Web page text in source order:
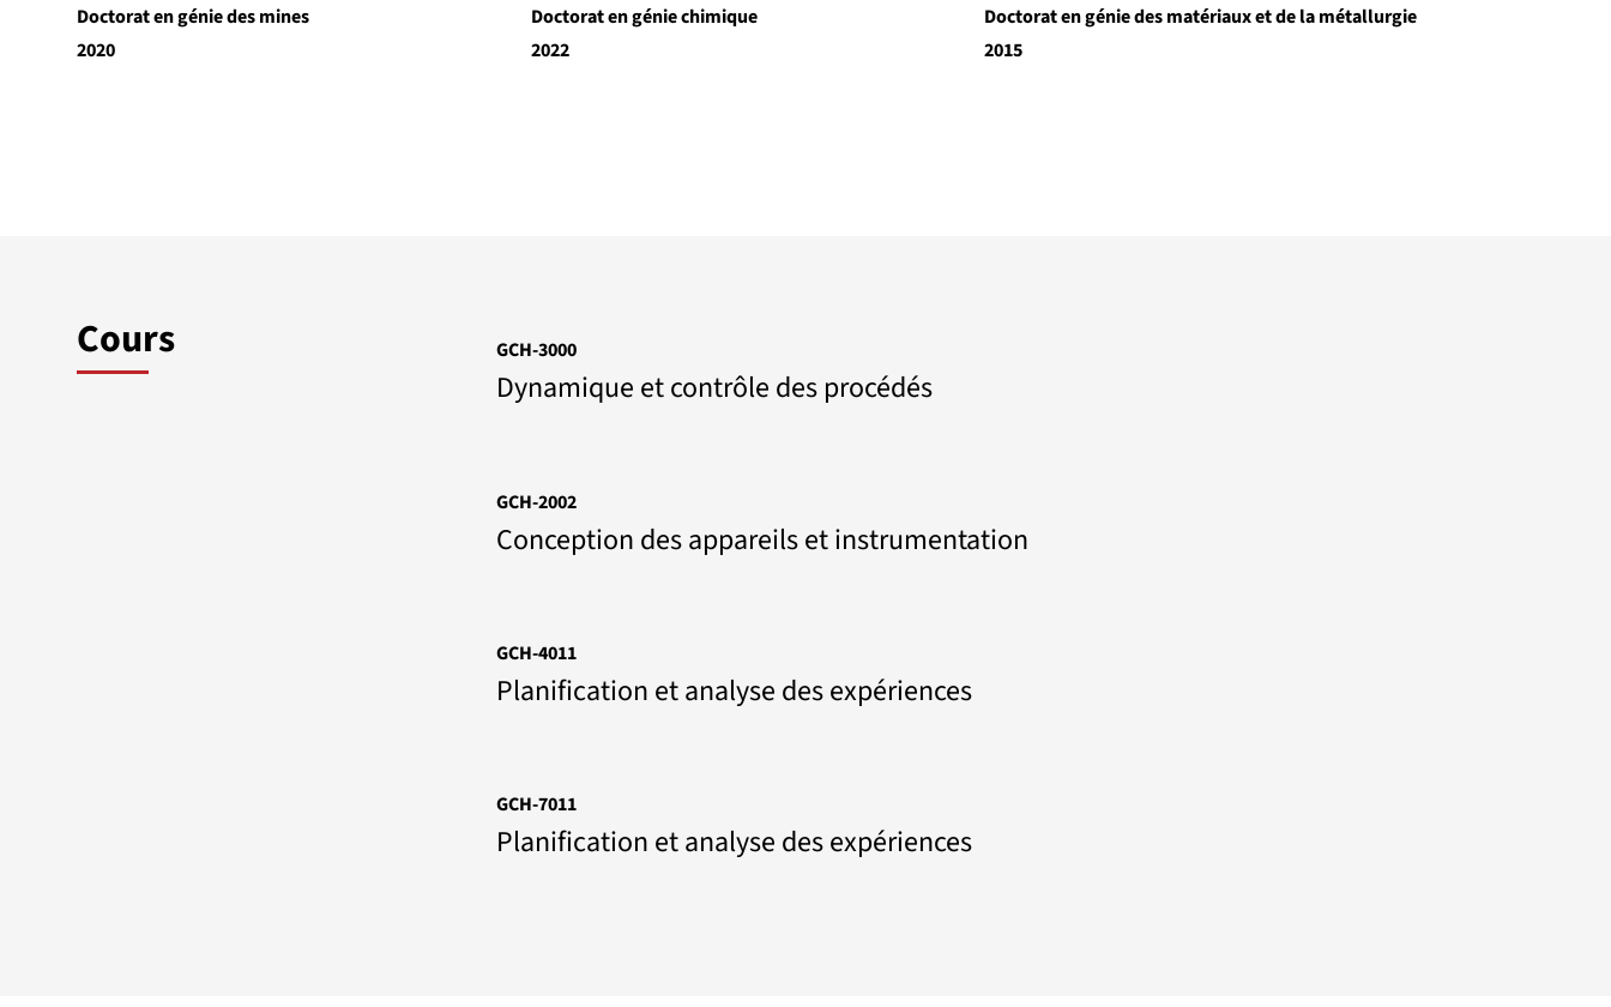
Doctorat en génie des mines
2020
Doctorat en génie chimique
2022
Doctorat en génie des matériaux et de la métallurgie
2015
Cours GCH-3000
Dynamique et contrôle des procédés
GCH-2002
Conception des appareils et instrumentation
GCH-4011
Planification et analyse des expériences
GCH-7011
Planification et analyse des expériences